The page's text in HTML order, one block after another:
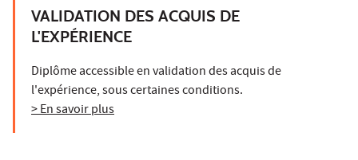
VALIDATION DES ACQUIS DE
L'EXPÉRIENCE
Diplôme accessible en validation des acquis de
l'expérience, sous certaines conditions.
> En savoir plus